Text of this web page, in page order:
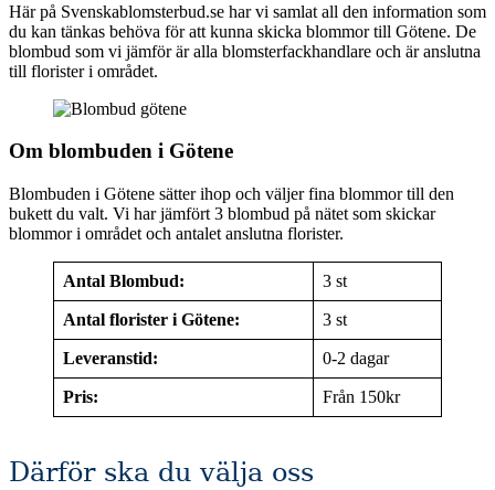
Här på Svenskablomsterbud.se har vi samlat all den information som
du kan tänkas behöva för att kunna skicka blommor till Götene. De
blombud som vi jämför är alla blomsterfackhandlare och är anslutna
till florister i området.
Om blombuden i Götene
Blombuden i Götene sätter ihop och väljer fina blommor till den
bukett du valt. Vi har jämfört 3 blombud på nätet som skickar
blommor i området och antalet anslutna florister.
Antal Blombud: 3 st
Antal florister i Götene: 3 st
Leveranstid: 0-2 dagar
Pris: Från 150kr
Därför ska du välja oss